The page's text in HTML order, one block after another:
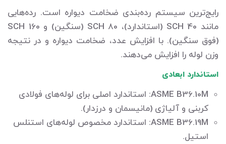
رایج‌ترین سیستم رده‌بندی ضخامت دیواره است. رده‌هایی
مانند SCH 40 (استاندارد)، SCH 80 (سنگین) و SCH 160
(فوق سنگین). با افزایش عدد، ضخامت دیواره و در نتیجه
وزن لوله را افزایش می‌دهند.
استاندارد ابعادی
ASME B36.10M: استاندارد اصلی برای لوله‌های فولادی
کربنی و آلیاژی (مانیسمان و درزدار).
ASME B36.19M: استاندارد مخصوص لوله‌های استنلس
استیل.